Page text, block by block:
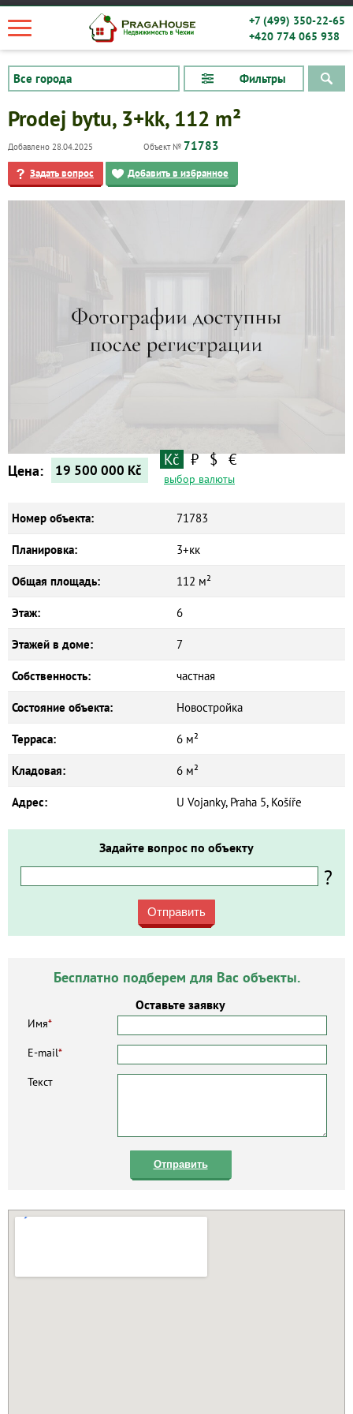
+7 (499) 350-22-65
+420 774 065 938
Фильтры
Prodej bytu, 3+kk, 112 m²
Добавлено 28.04.2025 Объект № 71783
Задать вопрос Добавить в избранное
Цена: 19 500 000 Kč
Kč ₽ $ €
выбор валюты
Номер объекта: 71783
Планировка: 3+кк
Общая площадь: 112 м²
Этаж: 6
Этажей в доме: 7
Собственность: частная
Состояние объекта: Новостройка
Терраса: 6 м²
Кладовая: 6 м²
Адрес: U Vojanky, Praha 5, Košíře
Задайте вопрос по объекту
?
Отправить
Бесплатно подберем для Вас объекты.
Оставьте заявку
Имя*
E-mail*
Текст
Отправить